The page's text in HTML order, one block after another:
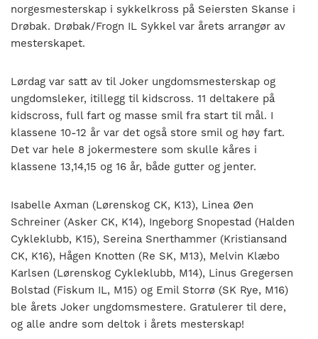
norgesmesterskap i sykkelkross på Seiersten Skanse i
Drøbak. Drøbak/Frogn IL Sykkel var årets arrangør av
mesterskapet.
Lørdag var satt av til Joker ungdomsmesterskap og
ungdomsleker, itillegg til kidscross. 11 deltakere på
kidscross, full fart og masse smil fra start til mål. I
klassene 10-12 år var det også store smil og høy fart.
Det var hele 8 jokermestere som skulle kåres i
klassene 13,14,15 og 16 år, både gutter og jenter.
Isabelle Axman (Lørenskog CK, K13), Linea Øen
Schreiner (Asker CK, K14), Ingeborg Snopestad (Halden
Cykleklubb, K15), Sereina Snerthammer (Kristiansand
CK, K16), Hågen Knotten (Re SK, M13), Melvin Klæbo
Karlsen (Lørenskog Cykleklubb, M14), Linus Gregersen
Bolstad (Fiskum IL, M15) og Emil Storrø (SK Rye, M16)
ble årets Joker ungdomsmestere. Gratulerer til dere,
og alle andre som deltok i årets mesterskap!